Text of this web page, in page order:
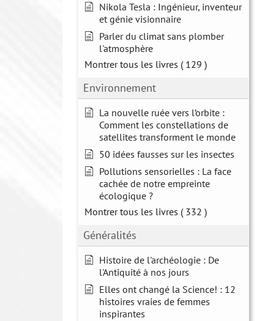
Nikola Tesla : Ingénieur, inventeur
et génie visionnaire
Parler du climat sans plomber
l'atmosphère
Montrer tous les livres ( 129 )
Environnement
La nouvelle ruée vers l’orbite :
Comment les constellations de
satellites transforment le monde
50 idées fausses sur les insectes
Pollutions sensorielles : La face
cachée de notre empreinte
écologique ?
Montrer tous les livres ( 332 )
Généralités
Histoire de l'archéologie : De
l'Antiquité à nos jours
Elles ont changé la Science! : 12
histoires vraies de femmes
inspirantes